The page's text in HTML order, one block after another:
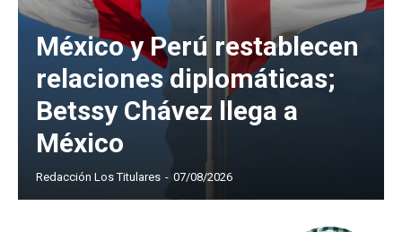
México y Perú restablecen
relaciones diplomáticas;
Betssy Chávez llega a
México
Redacción Los Titulares - 07/08/2026